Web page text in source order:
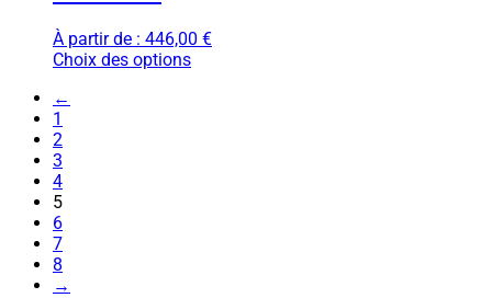
À partir de : 446,00 €
Choix des options
←
1
2
3
4
5
6
7
8
→